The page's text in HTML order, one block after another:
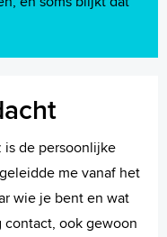
is de persoonlijke
me vanaf het
wie je bent en wat
contact, ook gewoon